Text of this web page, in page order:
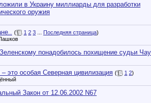
в Украину миллиарды для разработки
оружия
( 1 2 3 Последняя страница)
понадобилось похищение судьи
– это особая Северная цивилизация ( 1 2)
Закон от 12.06.2002 N67